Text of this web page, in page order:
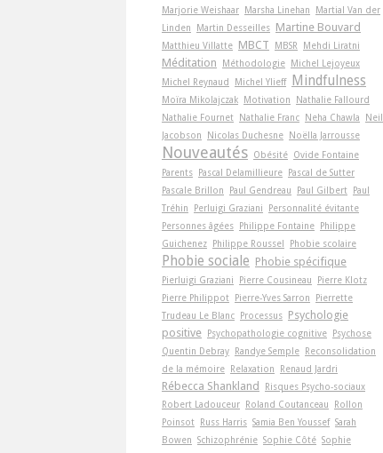
Marjorie Weishaar Marsha Linehan
Martial Van der
Linden
Martin Desseilles Martine Bouvard
Matthieu Villatte MBCT MBSR Mehdi Liratni
Méditation Méthodologie Michel Lejoyeux
Michel Reynaud
Michel Ylieff Mindfulness
Moïra Mikolajczak Motivation
Nathalie Fallourd
Nathalie Fournet Nathalie Franc Neha Chawla
Neil
Jacobson
Nicolas Duchesne Noëlla Jarrousse
Nouveautés Obésité Ovide Fontaine
Parents Pascal Delamillieure Pascal de Sutter
Pascale Brillon
Paul Gendreau Paul Gilbert Paul
Tréhin
Perluigi Graziani
Personnalité évitante
Personnes âgées Philippe Fontaine Philippe
Guichenez Philippe Roussel Phobie scolaire
Phobie sociale Phobie spécifique
Pierluigi Graziani Pierre Cousineau
Pierre Klotz
Pierre Philippot Pierre-Yves Sarron
Pierrette
Trudeau Le Blanc Processus Psychologie
positive Psychopathologie cognitive Psychose
Quentin Debray Randye Semple Reconsolidation
de la mémoire Relaxation Renaud Jardri
Rébecca Shankland
Risques Psycho-sociaux
Robert Ladouceur Roland Coutanceau
Rollon
Poinsot Russ Harris Samia Ben Youssef Sarah
Bowen Schizophrénie Sophie Côté Sophie